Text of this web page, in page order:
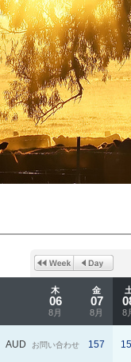
木
06
8月
金
07
8月 8
AUD お問い合わせ 157